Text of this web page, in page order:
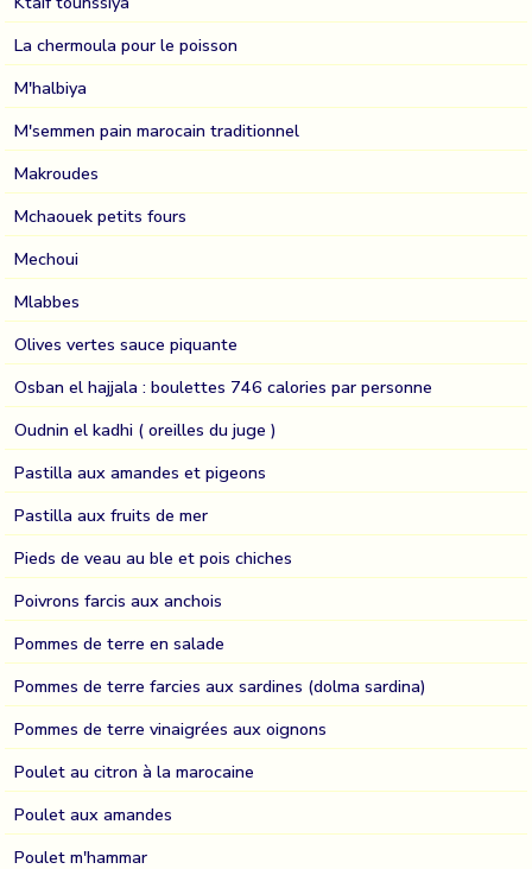
La chermoula pour le poisson
M'halbiya
M'semmen pain marocain traditionnel
Makroudes
Mchaouek petits fours
Mechoui
Mlabbes
Olives vertes sauce piquante
Osban el hajjala : boulettes 746 calories par personne
Oudnin el kadhi ( oreilles du juge )
Pastilla aux amandes et pigeons
Pastilla aux fruits de mer
Pieds de veau au ble et pois chiches
Poivrons farcis aux anchois
Pommes de terre en salade
Pommes de terre farcies aux sardines (dolma sardina)
Pommes de terre vinaigrées aux oignons
Poulet au citron à la marocaine
Poulet aux amandes
Poulet m'hammar